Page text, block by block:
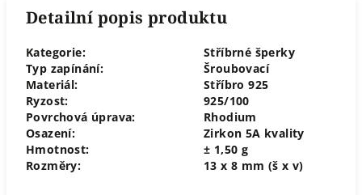
Detailní popis produktu
Kategorie:
Stříbrné šperky
Typ zapínání:
Šroubovací
Materiál:
Stříbro 925
Ryzost:
925/100
Povrchová úprava:
Rhodium
Osazení:
Zirkon 5A kvality
Hmotnost:
± 1,50 g
Rozměry:
13 x 8 mm (š x v)